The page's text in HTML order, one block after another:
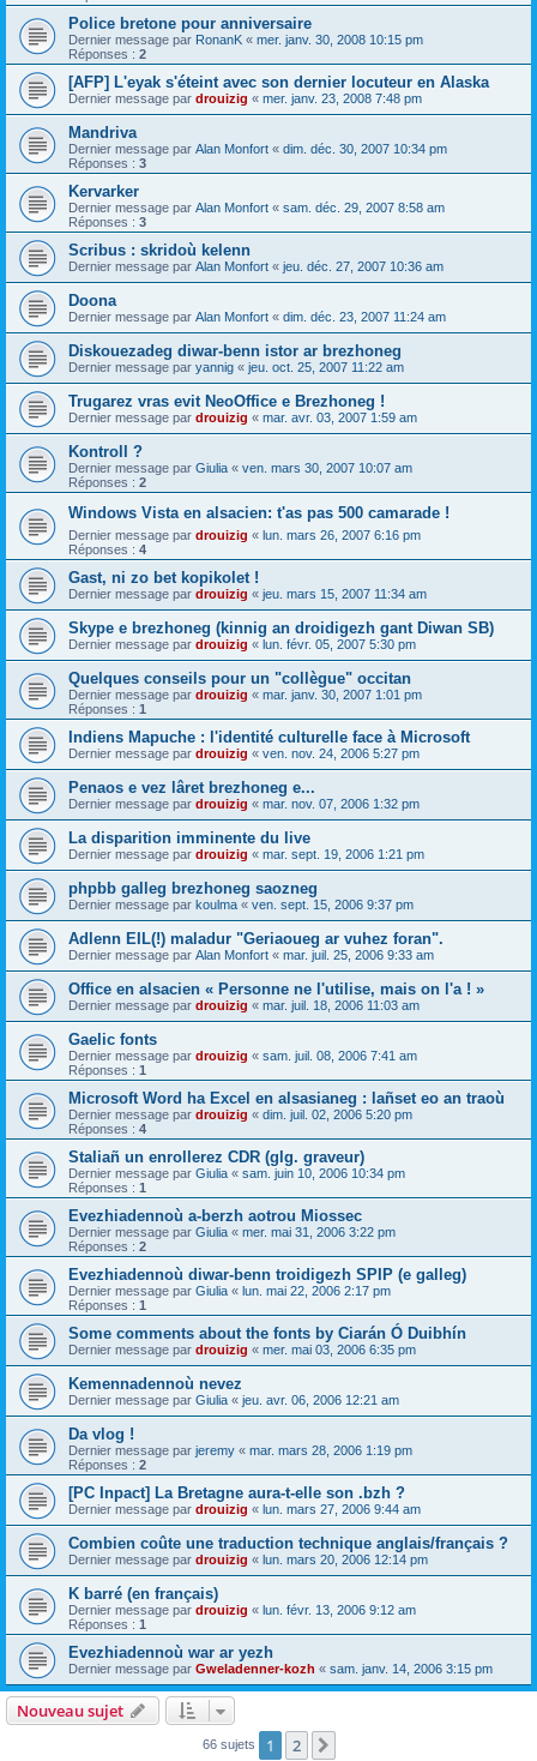
Police bretone pour anniversaire
Dernier message par RonanK « mer. janv. 30, 2008 10:15 pm
Réponses : 2
[AFP] L'eyak s'éteint avec son dernier locuteur en Alaska
Dernier message par drouizig « mer. janv. 23, 2008 7:48 pm
Mandriva
Dernier message par Alan Monfort « dim. déc. 30, 2007 10:34 pm
Réponses : 3
Kervarker
Dernier message par Alan Monfort « sam. déc. 29, 2007 8:58 am
Réponses : 3
Scribus : skridoù kelenn
Dernier message par Alan Monfort « jeu. déc. 27, 2007 10:36 am
Doona
Dernier message par Alan Monfort « dim. déc. 23, 2007 11:24 am
Diskouezadeg diwar-benn istor ar brezhoneg
Dernier message par yannig « jeu. oct. 25, 2007 11:22 am
Trugarez vras evit NeoOffice e Brezhoneg !
Dernier message par drouizig « mar. avr. 03, 2007 1:59 am
Kontroll ?
Dernier message par Giulia « ven. mars 30, 2007 10:07 am
Réponses : 2
Windows Vista en alsacien: t'as pas 500 camarade !
Dernier message par drouizig « lun. mars 26, 2007 6:16 pm
Réponses : 4
Gast, ni zo bet kopikolet !
Dernier message par drouizig « jeu. mars 15, 2007 11:34 am
Skype e brezhoneg (kinnig an droidigezh gant Diwan SB)
Dernier message par drouizig « lun. févr. 05, 2007 5:30 pm
Quelques conseils pour un "collègue" occitan
Dernier message par drouizig « mar. janv. 30, 2007 1:01 pm
Réponses : 1
Indiens Mapuche : l'identité culturelle face à Microsoft
Dernier message par drouizig « ven. nov. 24, 2006 5:27 pm
Penaos e vez lâret brezhoneg e...
Dernier message par drouizig « mar. nov. 07, 2006 1:32 pm
La disparition imminente du live
Dernier message par drouizig « mar. sept. 19, 2006 1:21 pm
phpbb galleg brezhoneg saozneg
Dernier message par koulma « ven. sept. 15, 2006 9:37 pm
Adlenn EIL(!) maladur "Geriaoueg ar vuhez foran".
Dernier message par Alan Monfort « mar. juil. 25, 2006 9:33 am
Office en alsacien « Personne ne l'utilise, mais on l'a ! »
Dernier message par drouizig « mar. juil. 18, 2006 11:03 am
Gaelic fonts
Dernier message par drouizig « sam. juil. 08, 2006 7:41 am
Réponses : 1
Microsoft Word ha Excel en alsasianeg : lañset eo an traoù
Dernier message par drouizig « dim. juil. 02, 2006 5:20 pm
Réponses : 4
Staliañ un enrollerez CDR (glg. graveur)
Dernier message par Giulia « sam. juin 10, 2006 10:34 pm
Réponses : 1
Evezhiadennoù a-berzh aotrou Miossec
Dernier message par Giulia « mer. mai 31, 2006 3:22 pm
Réponses : 2
Evezhiadennoù diwar-benn troidigezh SPIP (e galleg)
Dernier message par Giulia « lun. mai 22, 2006 2:17 pm
Réponses : 1
Some comments about the fonts by Ciarán Ó Duibhín
Dernier message par drouizig « mer. mai 03, 2006 6:35 pm
Kemennadennoù nevez
Dernier message par Giulia « jeu. avr. 06, 2006 12:21 am
Da vlog !
Dernier message par jeremy « mar. mars 28, 2006 1:19 pm
Réponses : 2
[PC Inpact] La Bretagne aura-t-elle son .bzh ?
Dernier message par drouizig « lun. mars 27, 2006 9:44 am
Combien coûte une traduction technique anglais/français ?
Dernier message par drouizig « lun. mars 20, 2006 12:14 pm
K barré (en français)
Dernier message par drouizig « lun. févr. 13, 2006 9:12 am
Réponses : 1
Evezhiadennoù war ar yezh
Dernier message par Gweladenner-kozh « sam. janv. 14, 2006 3:15 pm
Nouveau sujet
66 sujets 1 2